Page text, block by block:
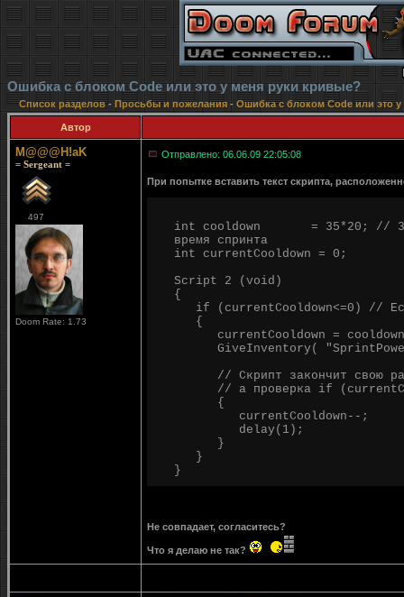
Ошибка с блоком Code или это у меня руки кривые?
Список разделов- Просьбы и пожелания - Ошибка с блоком Code или это
Автор
M@@@H!aK
= Sergeant =
497
Doom Rate: 1.73
Отправлено: 06.06.09 22:05:08
При попытке вставить текст скрипта,
int cooldown = 35*20; // 35*20
время спринта
int currentCooldown = 0;
Script 2 (void)
{
if (currentCooldown<=0) //
{
currentCooldown =
GiveInventory(
// Скрипт закончит свою
// а проверка if
{
currentCooldown--;
delay(1);
}
}
}
Не совпадает, согласитесь?
Что я делаю не так?